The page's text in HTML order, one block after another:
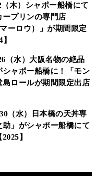
木）シャポー船橋にて
ープリンの専門店
ーロウ）」が期間限定
（水）大阪名物の絶品
シャポー船橋に！「モン
島ロールが期間限定出店
（水）日本橋の天丼専
助」がシャポー船橋にて
】